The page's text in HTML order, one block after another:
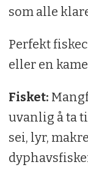
som alle
Perfekt
eller en
Fisket:
uvanlig å ta
sei, lyr,